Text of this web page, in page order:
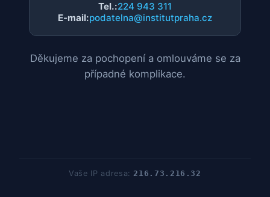
Tel.:224 943 311
E-mail:podatelna@institutpraha.cz
Děkujeme za pochopení a omlouváme se za
případné komplikace.
Vaše IP adresa:216.73.216.32